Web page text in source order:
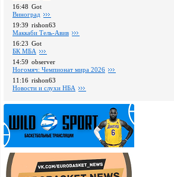
16:48 Got
Виноград
19:39 rishon63
Маккаби Тель-Авив
16:23 Got
БК МБА
14:59 observer
Ногомяч: Чемпионат мира 2026
11:16 rishon63
Новости и слухи НБА